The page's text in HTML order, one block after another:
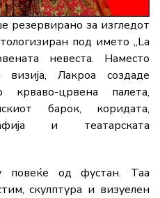
резервирано за изгледот
под името „La
невеста. Наместо
визија, Лакроа создаде
црвена палета,
барок, коридата,
и театарската
повеќе од фустан. Таа
скулптура и визуелен